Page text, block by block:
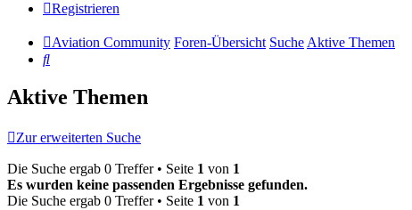
Registrieren
Aviation Community Foren-Übersicht SucheAktive Themen
Suche
Aktive Themen
Zur erweiterten Suche
Die Suche ergab 0 Treffer • Seite 1 von 1
Es wurden keine passenden Ergebnisse gefunden.
Die Suche ergab 0 Treffer • Seite 1 von 1